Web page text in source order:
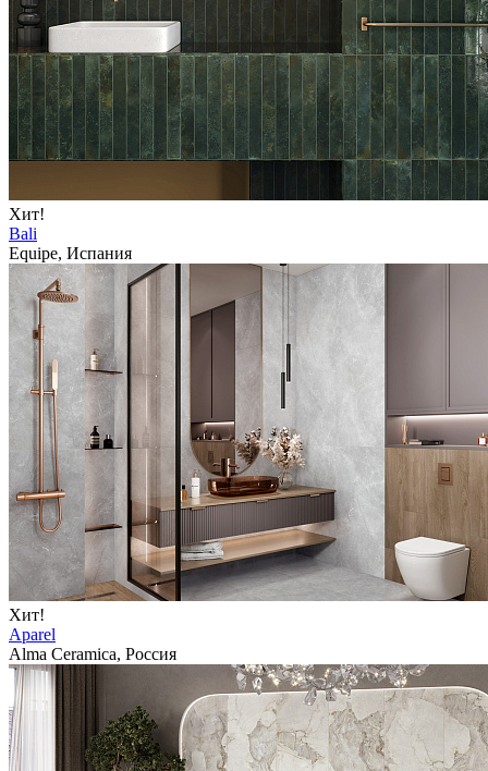
Хит!
Bali
Equipe, Испания
Хит!
Aparel
Alma Ceramica, Россия